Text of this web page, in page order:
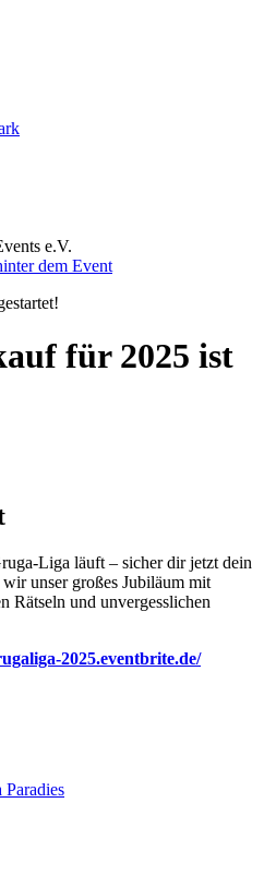
e.V.
dem Event
für 2025 ist
Liga läuft – sicher dir jetzt dein
unser großes Jubiläum mit
Rätseln und unvergesslichen
2025.eventbrite.de/